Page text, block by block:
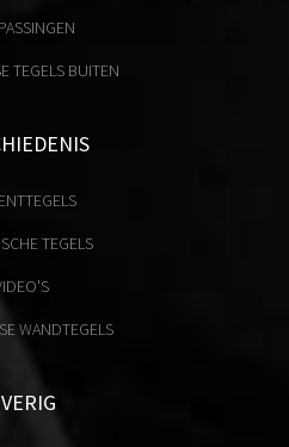
TEGELS BUITEN
TEGELS
WANDTEGELS